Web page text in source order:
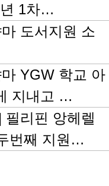
1차…
도서지원 소
YGW 학교 아
지내고 …
필리핀 앙헤렐
번째 지원…